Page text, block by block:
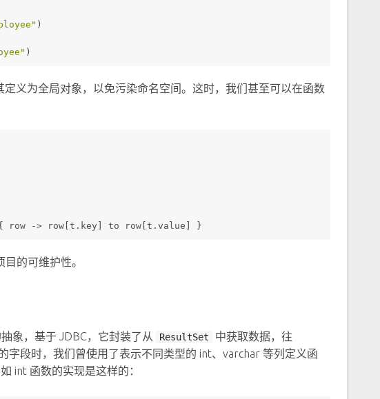
)
)
义为全局对象，以免污染命名空间。这时，我们甚至可以在函数
row -> row[t.key] to row[t.value] }
的可维护性。
象，基于 JDBC，它封装了从 ResultSet 中获取数据，往
字段时，我们曾使用了表示不同类型的 int、varchar 等列定义函
int 函数的实现是这样的：